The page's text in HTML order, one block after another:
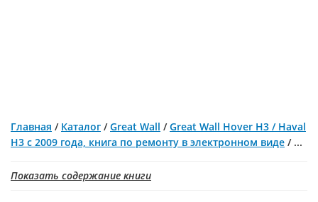
Главная / Каталог /Great Wall /Great Wall Hover H3 / Haval
H3 с 2009 года, книга по ремонту в электронном виде / ...
Показать содержание книги